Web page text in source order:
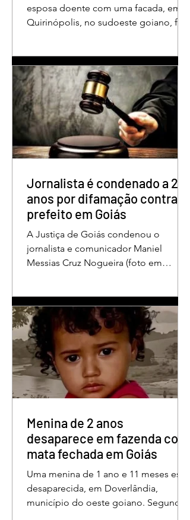
esposa doente com uma facada, em
Quirinópolis, no sudoeste goiano, foi
em outubro de 2025, na casa do casal.
À época, Cléria Rosa de Moraes se
recuperava de um Acidente Vascular
Cerebral (AVC) e estava em condição
de fragilidade física. De acordo com o
processo, Cléria foi morta com um
único golpe de faca no pescoço,
repousando, desferido pelo
Jornalista é condenado a 2
anos por difamação contra
prefeito em Goiás
A Justiça de Goiás condenou o
jornalista e comunicador Maniel
Messias Cruz Nogueira (foto em
pelo crime de difamação contra o ex-
prefeito de Edéia, José Wagner Neves
de Andrade. A sentença foi proferida
pelo juiz Hermes Pereira Vidigal, da
Vara Criminal da Comarca de Edéia. O
jornalista contesta a decisão e diz que
sofre perseguição. Apesar da
regime inicialmente aberto e
Menina de 2 anos
desaparece em fazenda com
mata fechada em Goiás
Uma menina de 1 ano e 11 meses está
desaparecida, em Doverlândia,
município do oeste goiano. Segundo